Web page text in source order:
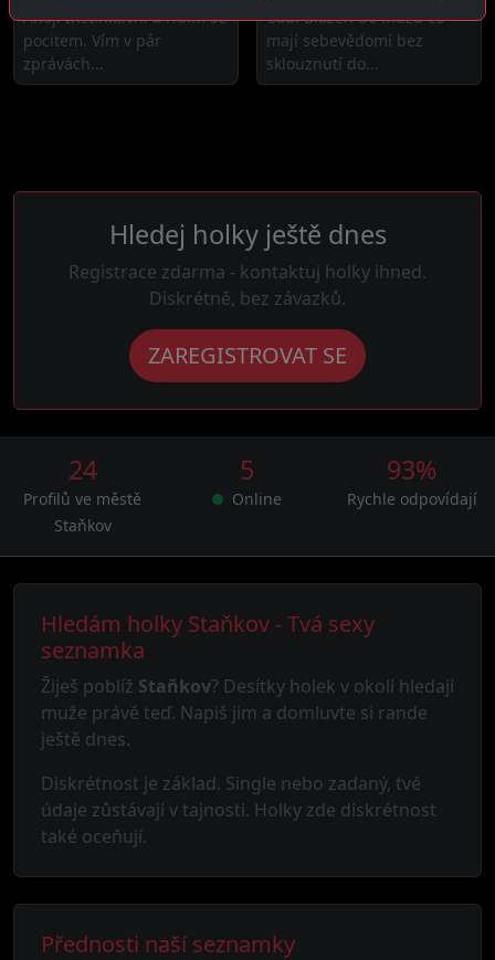
Ahoj! Instinktivní a řídím se
pocitem. Vím v pár
zprávách...
Čau! Blázen do mužů co
mají sebevědomí bez
sklouznutí do...
Hledej holky ještě dnes
Registrace zdarma - kontaktuj holky ihned.
Diskrétně, bez závazků.
ZAREGISTROVAT SE
24
Profilů ve městě
Staňkov
5
Online
93%
Rychle odpovídají
Hledám holky Staňkov - Tvá sexy
seznamka
Žiješ poblíž Staňkov? Desítky holek v okolí hledají
muže právě teď. Napiš jim a domluvte si rande
ještě dnes.
Diskrétnost je základ. Single nebo zadaný, tvé
údaje zůstávají v tajnosti. Holky zde diskrétnost
také oceňují.
Přednosti naší seznamky